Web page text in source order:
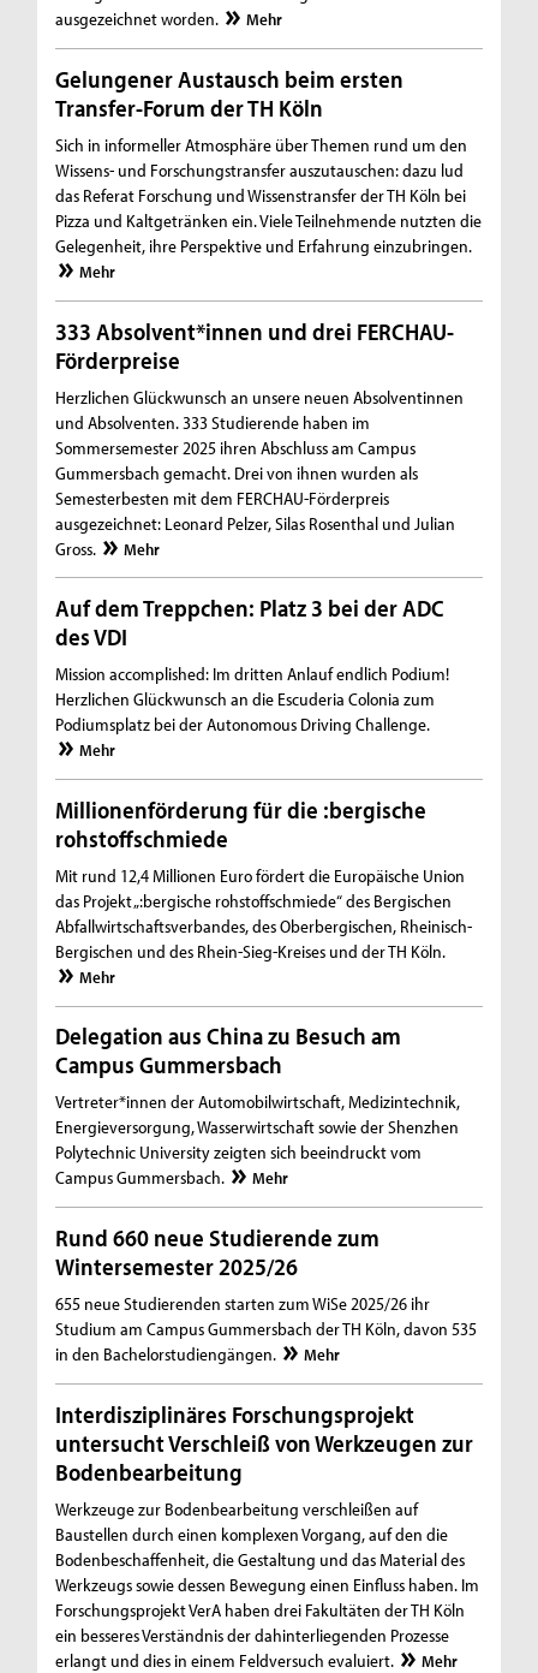
ausgezeichnet worden.
Mehr
Gelungener Austausch beim ersten
Transfer-Forum der TH Köln
Sich in informeller Atmosphäre über Themen rund um den
Wissens- und Forschungstransfer auszutauschen: dazu lud
das Referat Forschung und Wissenstransfer der TH Köln bei
Pizza und Kaltgetränken ein. Viele Teilnehmende nutzten die
Gelegenheit, ihre Perspektive und Erfahrung einzubringen.
Mehr
333 Absolvent*innen und drei FERCHAU-
Förderpreise
Herzlichen Glückwunsch an unsere neuen Absolventinnen
und Absolventen. 333 Studierende haben im
Sommersemester 2025 ihren Abschluss am Campus
Gummersbach gemacht. Drei von ihnen wurden als
Semesterbesten mit dem FERCHAU-Förderpreis
ausgezeichnet: Leonard Pelzer, Silas Rosenthal und Julian
Gross.
Mehr
Auf dem Treppchen: Platz 3 bei der ADC
des VDI
Mission accomplished: Im dritten Anlauf endlich Podium!
Herzlichen Glückwunsch an die Escuderia Colonia zum
Podiumsplatz bei der Autonomous Driving Challenge.
Mehr
Millionenförderung für die :bergische
rohstoffschmiede
Mit rund 12,4 Millionen Euro fördert die Europäische Union
das Projekt „:bergische rohstoffschmiede“ des Bergischen
Abfallwirtschaftsverbandes, des Oberbergischen, Rheinisch-
Bergischen und des Rhein-Sieg-Kreises und der TH Köln.
Mehr
Delegation aus China zu Besuch am
Campus Gummersbach
Vertreter*innen der Automobilwirtschaft, Medizintechnik,
Energieversorgung, Wasserwirtschaft sowie der Shenzhen
Polytechnic University zeigten sich beeindruckt vom
Campus Gummersbach.
Mehr
Rund 660 neue Studierende zum
Wintersemester 2025/26
655 neue Studierenden starten zum WiSe 2025/26 ihr
Studium am Campus Gummersbach der TH Köln, davon 535
in den Bachelorstudiengängen.
Mehr
Interdisziplinäres Forschungsprojekt
untersucht Verschleiß von Werkzeugen zur
Bodenbearbeitung
Werkzeuge zur Bodenbearbeitung verschleißen auf
Baustellen durch einen komplexen Vorgang, auf den die
Bodenbeschaffenheit, die Gestaltung und das Material des
Werkzeugs sowie dessen Bewegung einen Einfluss haben. Im
Forschungsprojekt VerA haben drei Fakultäten der TH Köln
ein besseres Verständnis der dahinterliegenden Prozesse
erlangt und dies in einem Feldversuch evaluiert.
Mehr